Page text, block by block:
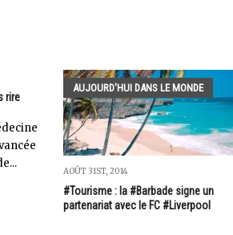
rire
AUJOURD'HUI DANS LE MONDE
AOÛT 31ST, 2014
#Tourisme : la #Barbade signe un
partenariat avec le FC #Liverpool